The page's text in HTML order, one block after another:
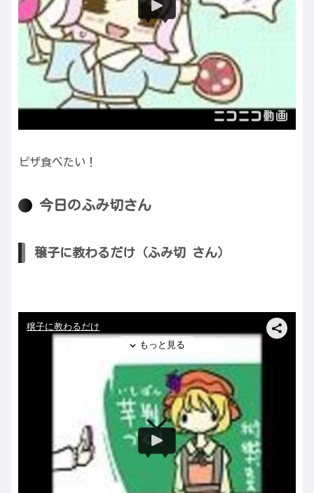
ピザ食べたい！
今日のふみ切さん
穣子に教わるだけ（ふみ切 さん）